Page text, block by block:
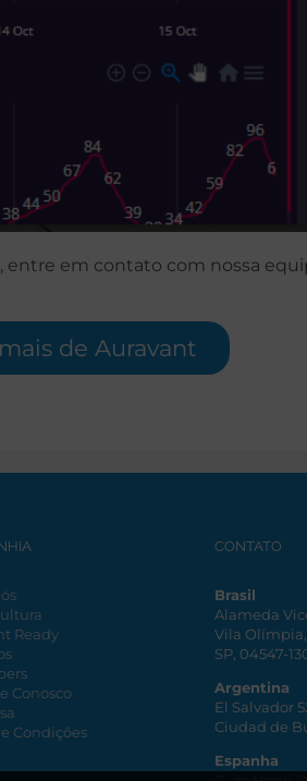
entre em contato com nossa
de Auravant
Ready
Conosco
Condições
CONTATO
Brasil
Alameda
Vila
SP, 04547-
Argentina
El Salvador
Ciudad de
Espanha